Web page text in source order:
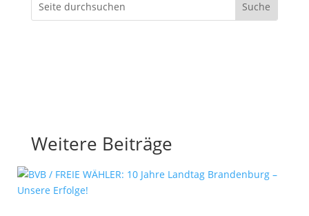
Weitere Beiträge